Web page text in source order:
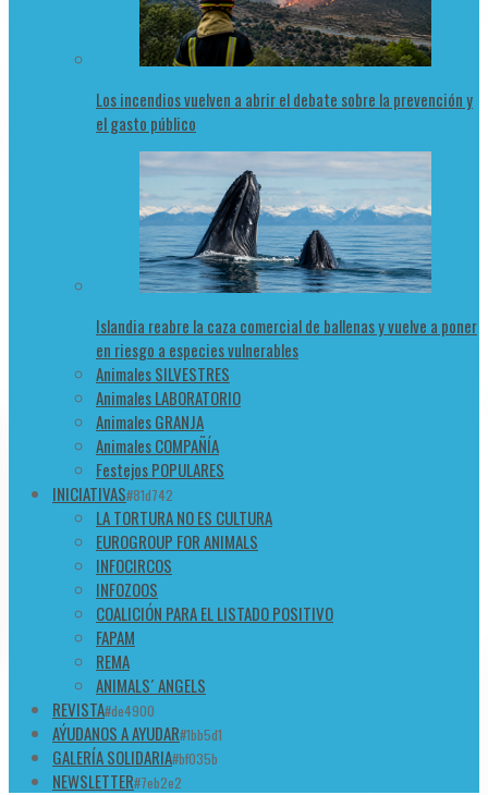
Los incendios vuelven a abrir el debate sobre la prevención y
el gasto público
Islandia reabre la caza comercial de ballenas y vuelve a poner
en riesgo a especies vulnerables
Animales SILVESTRES
Animales LABORATORIO
Animales GRANJA
Animales COMPAÑÍA
Festejos POPULARES
INICIATIVAS#81d742
LA TORTURA NO ES CULTURA
EUROGROUP FOR ANIMALS
INFOCIRCOS
INFOZOOS
COALICIÓN PARA EL LISTADO POSITIVO
FAPAM
REMA
ANIMALS´ ANGELS
REVISTA#de4900
AÝUDANOS A AYUDAR#1bb5d1
GALERÍA SOLIDARIA#bf035b
NEWSLETTER#7eb2e2